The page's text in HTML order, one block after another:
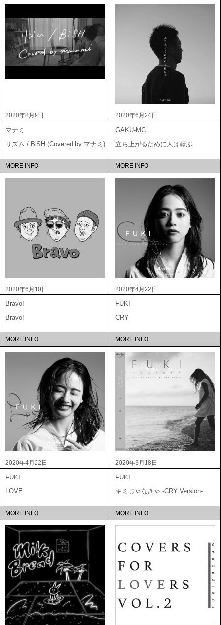
2020年8月9日
マナミ
リズム / BiSH (Covered by マナミ)
MORE INFO
2020年6月24日
GAKU-MC
立ち上がるために人は転ぶ
MORE INFO
2020年6月10日
Bravo!
Bravo!
MORE INFO
2020年4月22日
FUKI
CRY
MORE INFO
2020年4月22日
FUKI
LOVE
MORE INFO
2020年3月18日
FUKI
キミじゃなきゃ -CRY Version-
MORE INFO